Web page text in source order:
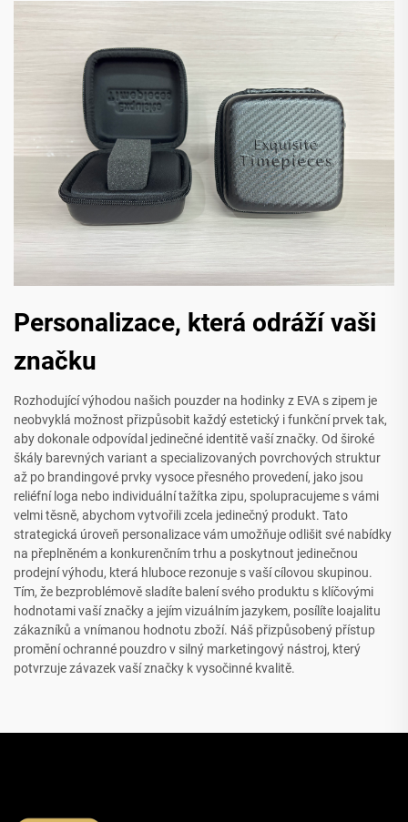
Personalizace, která odráží vaši
značku
Rozhodující výhodou našich pouzder na hodinky z EVA s zipem je
neobvyklá možnost přizpůsobit každý estetický i funkční prvek tak,
aby dokonale odpovídal jedinečné identitě vaší značky. Od široké
škály barevných variant a specializovaných povrchových struktur
až po brandingové prvky vysoce přesného provedení, jako jsou
reliéfní loga nebo individuální tažítka zipu, spolupracujeme s vámi
velmi těsně, abychom vytvořili zcela jedinečný produkt. Tato
strategická úroveň personalizace vám umožňuje odlišit své nabídky
na přeplněném a konkurenčním trhu a poskytnout jedinečnou
prodejní výhodu, která hluboce rezonuje s vaší cílovou skupinou.
Tím, že bezproblémově sladíte balení svého produktu s klíčovými
hodnotami vaší značky a jejím vizuálním jazykem, posílíte loajalitu
zákazníků a vnímanou hodnotu zboží. Náš přizpůsobený přístup
promění ochranné pouzdro v silný marketingový nástroj, který
potvrzuje závazek vaší značky k vysočinné kvalitě.